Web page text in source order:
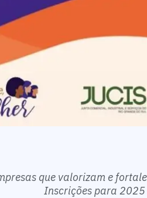
que valorizam e
Inscrições para